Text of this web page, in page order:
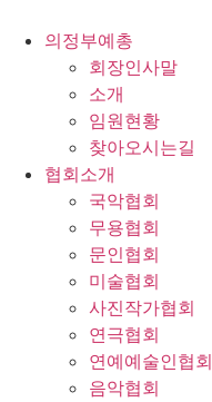
의정부예총
회장인사말
소개
임원현황
찾아오시는길
협회소개
국악협회
무용협회
문인협회
미술협회
사진작가협회
연극협회
연예예술인협회
음악협회